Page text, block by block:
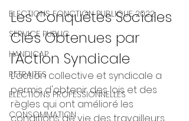
ELECTIONS FONCTION PUBLIQUE 2022
SERVICE PUBLIC
HANDICAP
RETRAITES
ELECTIONS PROFESSIONNELLES
CONSOMMATION
Les Conquêtes Sociales
Clés Obtenues par
l'Action Syndicale
L'action collective et syndicale a
permis d'obtenir des lois et des
règles qui ont amélioré les
conditions de vie des travailleurs.